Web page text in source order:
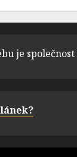
je společnost